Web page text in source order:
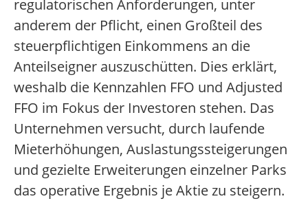
regulatorischen Anforderungen, unter
anderem der Pflicht, einen Großteil des
steuerpflichtigen Einkommens an die
Anteilseigner auszuschütten. Dies erklärt,
weshalb die Kennzahlen FFO und Adjusted
FFO im Fokus der Investoren stehen. Das
Unternehmen versucht, durch laufende
Mieterhöhungen, Auslastungssteigerungen
und gezielte Erweiterungen einzelner Parks
das operative Ergebnis je Aktie zu steigern.